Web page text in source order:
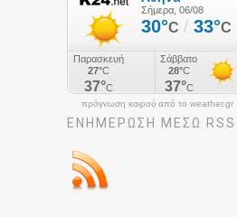
πρόγνωση καιρού από το weather.gr
ΕΝΗΜΈΡΩΣΉ ΜΕΣΩ RSS